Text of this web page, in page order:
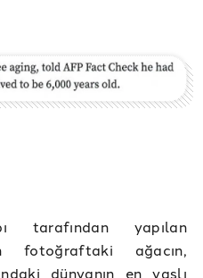
tarafından yapılan
fotoğraftaki ağacın,
dünyanın en yaşlı